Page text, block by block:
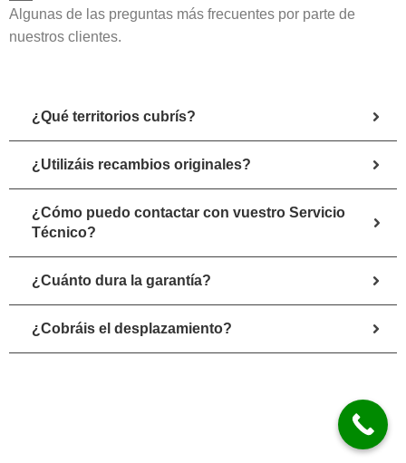
Algunas de las preguntas más frecuentes por parte de
nuestros clientes.
¿Qué territorios cubrís?
¿Utilizáis recambios originales?
¿Cómo puedo contactar con vuestro Servicio
Técnico?
¿Cuánto dura la garantía?
¿Cobráis el desplazamiento?